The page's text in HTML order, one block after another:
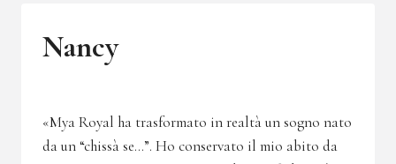
Nancy
«Mya Royal ha trasformato in realtà un sogno nato
da un “chissà se…”. Ho conservato il mio abito da